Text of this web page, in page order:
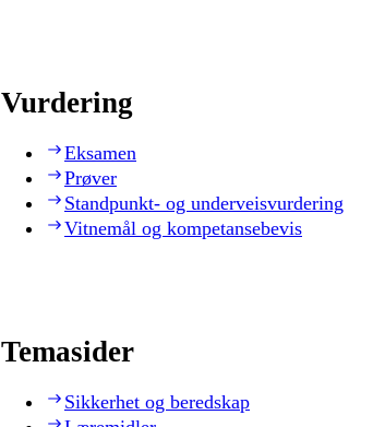
Vurdering
Eksamen
Prøver
Standpunkt- og underveisvurdering
Vitnemål og kompetansebevis
Temasider
Sikkerhet og beredskap